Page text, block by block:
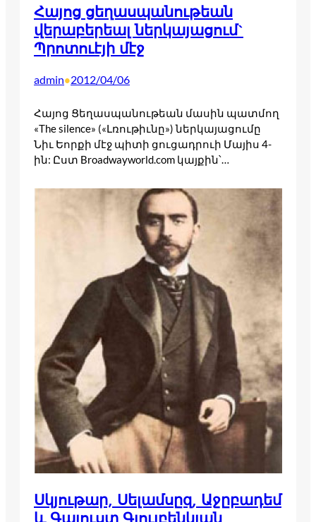
Հայոց ցեղասպանութեան
վերաբերեալ ներկայացում`
Պրոտուէյի մէջ
admin•2012/04/06
Հայոց Ցեղասպանութեան մասին պատմող
«The silence» («Լռութիւնը») ներկայացումը
Նիւ Եորքի մէջ պիտի ցուցադրուի Մայիս 4-
ին: Ըստ Broadwayworld.com կայքին՝…
Սկյութար, Սելամսըզ, Աջըբադեմ